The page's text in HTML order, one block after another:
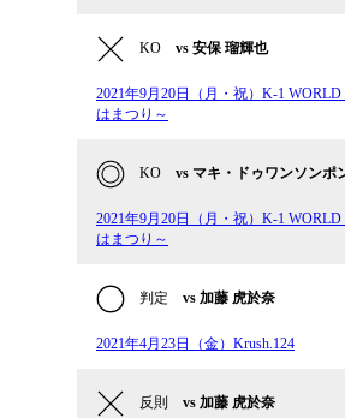
KO vs 安保 瑠輝也
2021年9月20日（月・祝）K-1 WORLD
はまつり～
KO vs マキ・ドゥワンソンポ
2021年9月20日（月・祝）K-1 WORLD
はまつり～
判定 vs 加藤 虎於奈
2021年4月23日（金）Krush.124
反則 vs 加藤 虎於奈